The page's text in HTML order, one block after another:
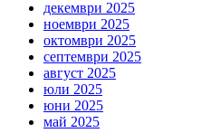
декември 2025
ноември 2025
октомври 2025
септември 2025
август 2025
юли 2025
юни 2025
май 2025